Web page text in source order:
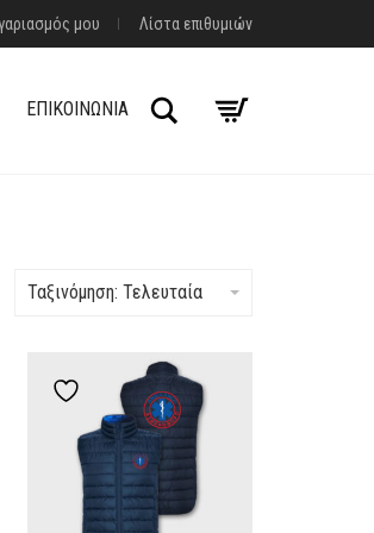
μου Λίστα επιθυμιών
ΕΠΙΚΟΙΝΩΝΊΑ Αναζήτηση
Ταξινόμηση: Τελευταία
Add to wishlist